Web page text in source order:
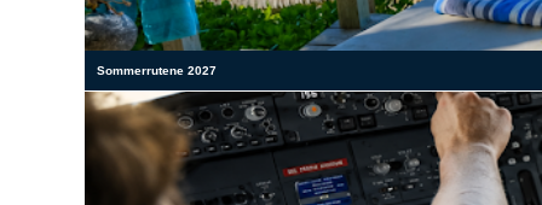
Sommerrutene 2027